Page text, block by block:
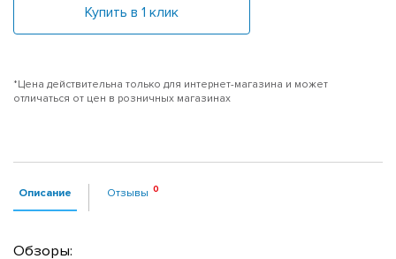
Купить в 1 клик
*Цена действительна только для интернет-магазина и может
отличаться от цен в розничных магазинах
Описание Отзывы
Обзоры: